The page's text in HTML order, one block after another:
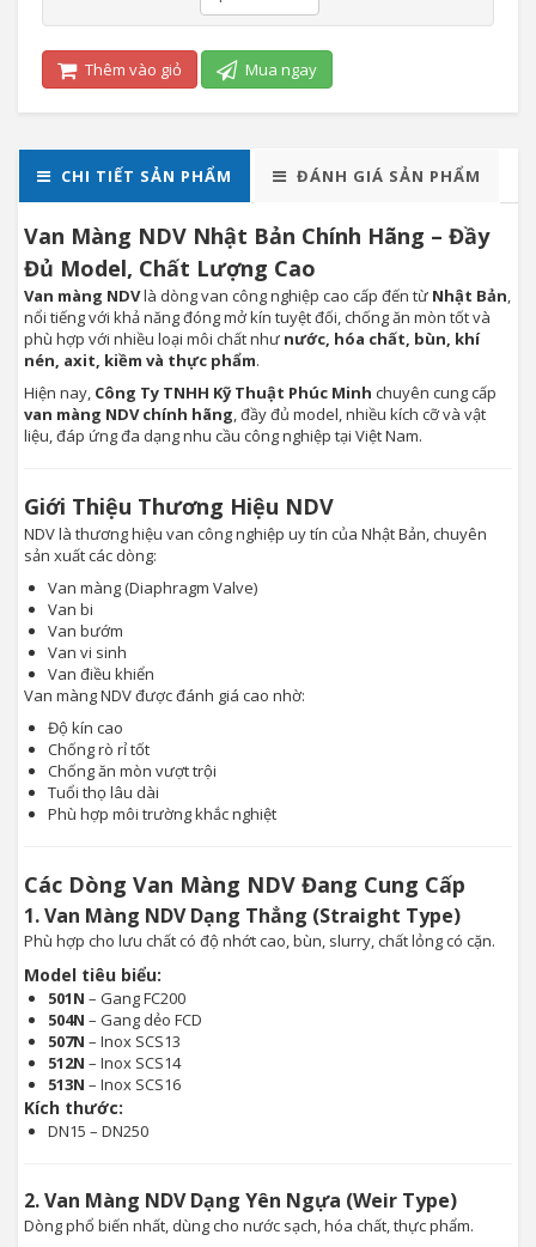
Thêm vào giỏ Mua ngay
CHI TIẾT SẢN PHẨM ĐÁNH GIÁ SẢN PHẨM
Van Màng NDV Nhật Bản Chính Hãng – Đầy
Đủ Model, Chất Lượng Cao
Van màng NDVlà dòng van công nghiệp cao cấp đến từ Nhật Bản,
nổi tiếng với khả năng đóng mở kín tuyệt đối, chống ăn mòn tốt và
phù hợp với nhiều loại môi chất như nước, hóa chất, bùn, khí
nén, axit, kiềm và thực phẩm.
Hiện nay, Công Ty TNHH Kỹ Thuật Phúc Minh chuyên cung cấp
van màng NDV chính hãng, đầy đủ model, nhiều kích cỡ và vật
liệu, đáp ứng đa dạng nhu cầu công nghiệp tại Việt Nam.
Giới Thiệu Thương Hiệu NDV
NDV là thương hiệu van công nghiệp uy tín của Nhật Bản, chuyên
sản xuất các dòng:
Van màng (Diaphragm Valve)
Van bi
Van bướm
Van vi sinh
Van điều khiển
Van màng NDV được đánh giá cao nhờ:
Độ kín cao
Chống rò rỉ tốt
Chống ăn mòn vượt trội
Tuổi thọ lâu dài
Phù hợp môi trường khắc nghiệt
Các Dòng Van Màng NDV Đang Cung Cấp
1. Van Màng NDV Dạng Thẳng (Straight Type)
Phù hợp cho lưu chất có độ nhớt cao, bùn, slurry, chất lỏng có cặn.
Model tiêu biểu:
501N – Gang FC200
504N – Gang dẻo FCD
507N – Inox SCS13
512N – Inox SCS14
513N – Inox SCS16
Kích thước:
DN15 – DN250
2. Van Màng NDV Dạng Yên Ngựa (Weir Type)
Dòng phổ biến nhất, dùng cho nước sạch, hóa chất, thực phẩm.